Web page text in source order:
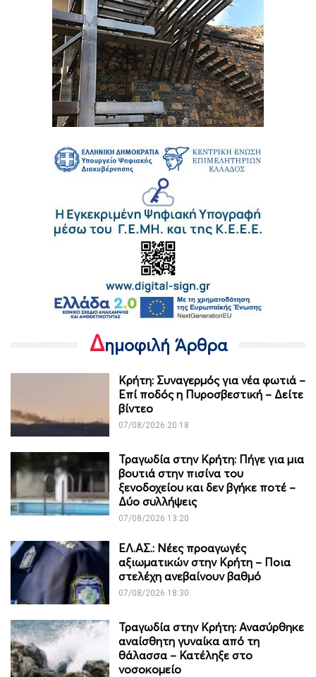
Δημοφιλή Άρθρα
Κρήτη: Συναγερμός για νέα φωτιά –
Επί ποδός η Πυροσβεστική – Δείτε
βίντεο
07/08/2026 20:18
Τραγωδία στην Κρήτη: Πήγε για μια
βουτιά στην πισίνα του
ξενοδοχείου και δεν βγήκε ποτέ –
Δύο συλλήψεις
07/08/2026 13:20
ΕΛ.ΑΣ.: Νέες προαγωγές
αξιωματικών στην Κρήτη – Ποια
στελέχη ανεβαίνουν βαθμό
07/08/2026 18:30
Τραγωδία στην Κρήτη: Ανασύρθηκε
αναίσθητη γυναίκα από τη
θάλασσα – Κατέληξε στο
νοσοκομείο